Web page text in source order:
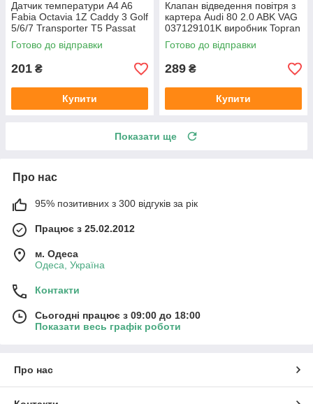
Датчик температури A4 A6
Fabia Octavia 1Z Caddy 3 Golf
5/6/7 Transporter T5 Passat
B6 (колір сірий)
Готово до відправки
201 ₴
Купити
Клапан відведення повітря з
картера Audi 80 2.0 ABK VAG
037129101K виробник Topran
Німеччина
Готово до відправки
289 ₴
Купити
Показати ще
Про нас
95% позитивних з 300 відгуків за рік
Працює з 25.02.2012
м. Одеса
Одеса, Україна
Контакти
Сьогодні працює з 09:00 до 18:00
Показати весь графік роботи
Про нас